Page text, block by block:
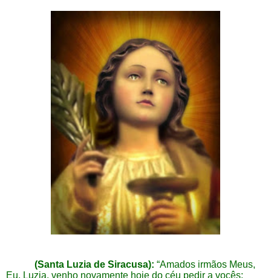
(Santa Luzia de Siracusa): “Amados irmãos Meus,
Eu, Luzia, venho novamente hoje do céu pedir a vocês: